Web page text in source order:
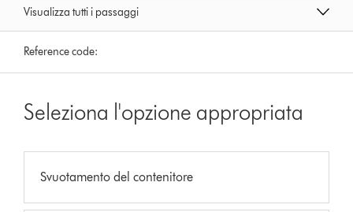
Visualizza tutti i passaggi
Reference code:
Seleziona l'opzione appropriata
Svuotamento del contenitore